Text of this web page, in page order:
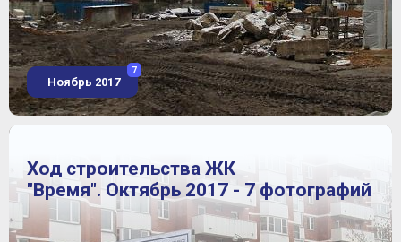
Ноябрь 2017
7
Ход строительства ЖК
"Время". Октябрь 2017 - 7 фотографий